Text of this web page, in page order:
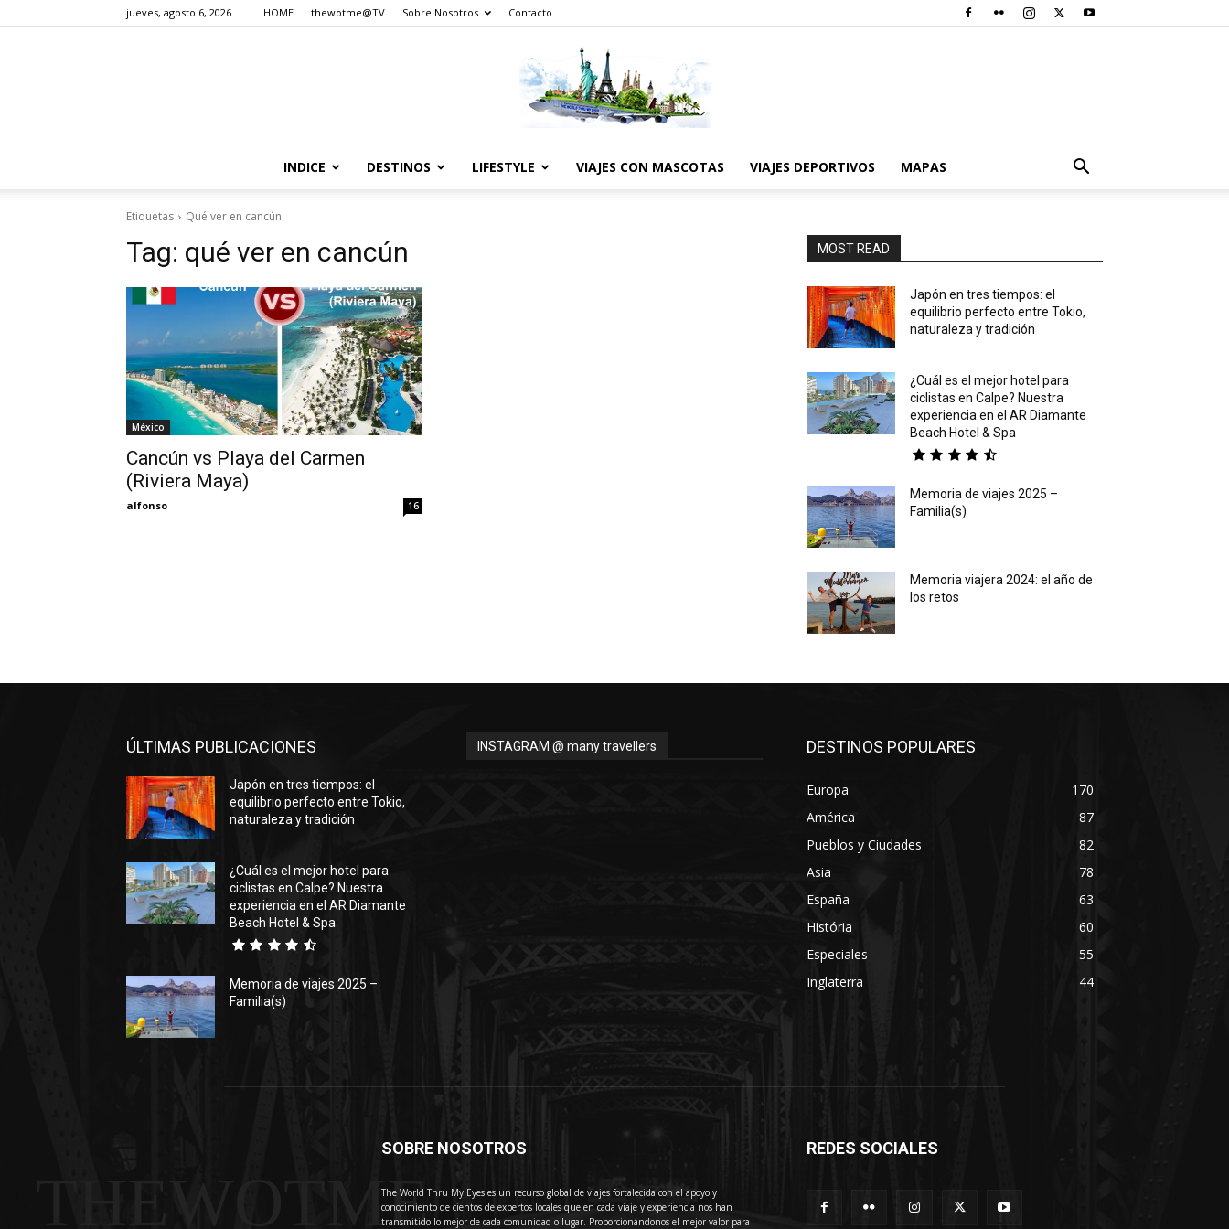
jueves, agosto 6, 2026 HOME thewotme@TV Sobre Nosotros Contacto
INDICE DESTINOS LIFESTYLE VIAJES CON MASCOTAS VIAJES DEPORTIVOS MAPAS
Etiquetas Qué ver en cancún
Tag: qué ver en cancún
México
Cancún vs Playa del Carmen
(Riviera Maya)
alfonso 16
MOST READ
Japón en tres tiempos: el
equilibrio perfecto entre Tokio,
naturaleza y tradición
¿Cuál es el mejor hotel para
ciclistas en Calpe? Nuestra
experiencia en el AR Diamante
Beach Hotel & Spa
Memoria de viajes 2025 –
Familia(s)
Memoria viajera 2024: el año de
los retos
ÚLTIMAS PUBLICACIONES
Japón en tres tiempos: el
equilibrio perfecto entre Tokio,
naturaleza y tradición
¿Cuál es el mejor hotel para
ciclistas en Calpe? Nuestra
experiencia en el AR Diamante
Beach Hotel & Spa
Memoria de viajes 2025 –
Familia(s)
INSTAGRAM @ many travellers DESTINOS POPULARES
Europa
170
América
87
Pueblos y Ciudades
82
Asia
78
España
63
História
60
Especiales
55
Inglaterra
44
THEWOTME
SOBRE NOSOTROS
The World Thru My Eyes es un recurso global de viajes fortalecida con el apoyo y
conocimiento de cientos de expertos locales que en cada viaje y experiencia nos han
transmitido lo mejor de cada comunidad o lugar. Proporcionándonos el mejor valor para
REDES SOCIALES